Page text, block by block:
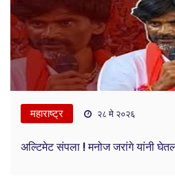
महाराष्ट्र २८ मे २०२६
अल्टिमेट संपला ! मनोज जरांगे यांनी